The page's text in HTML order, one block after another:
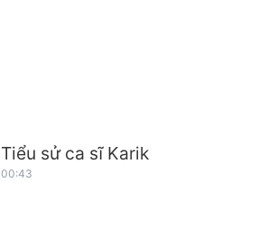
Tiểu sử ca sĩ Karik
00:43